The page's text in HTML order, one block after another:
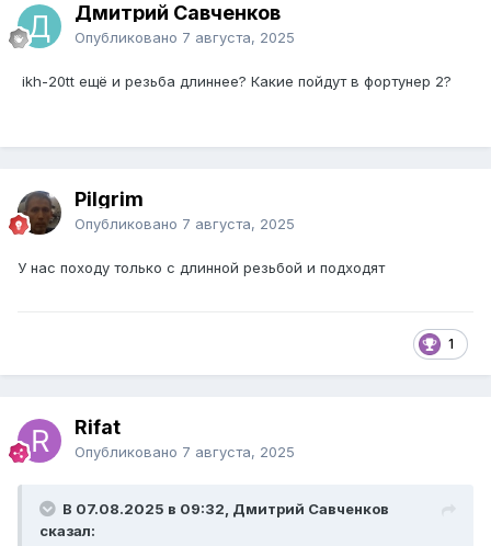
Дмитрий Савченков
Опубликовано 7 августа, 2025
ikh-20tt ещё и резьба длиннее? Какие пойдут в фортунер 2?
Pilgrim
Опубликовано 7 августа, 2025
У нас походу только с длинной резьбой и подходят
1
Rifat
Опубликовано 7 августа, 2025
В 07.08.2025 в 09:32, Дмитрий Савченков
сказал: